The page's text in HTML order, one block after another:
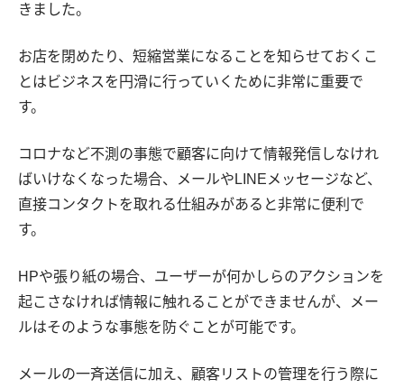
きました。
お店を閉めたり、短縮営業になることを知らせておくこ
とはビジネスを円滑に行っていくために非常に重要で
す。
コロナなど不測の事態で顧客に向けて情報発信しなけれ
ばいけなくなった場合、メールやLINEメッセージなど、
直接コンタクトを取れる仕組みがあると非常に便利で
す。
HPや張り紙の場合、ユーザーが何かしらのアクションを
起こさなければ情報に触れることができませんが、メー
ルはそのような事態を防ぐことが可能です。
メールの一斉送信に加え、顧客リストの管理を行う際に